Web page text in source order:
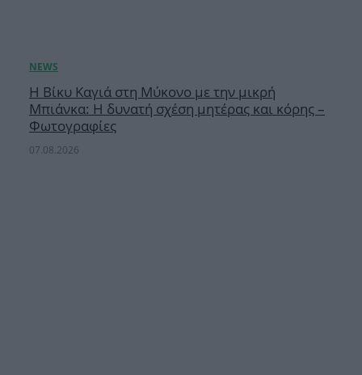
Η Βίκυ Καγιά στη Μύκονο με την μικρή
Μπιάνκα: Η δυνατή σχέση μητέρας και κόρης –
Φωτογραφίες
07.08.2026